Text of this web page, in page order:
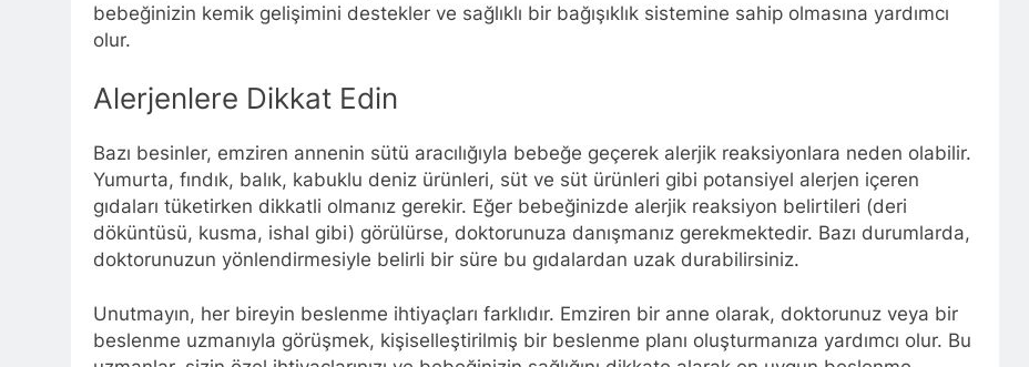
bebeğinizin kemik gelişimini destekler ve sağlıklı bir bağışıklık sistemine sahip olmasına yardımcı
olur.
Alerjenlere Dikkat Edin
Bazı besinler, emziren annenin sütü aracılığıyla bebeğe geçerek alerjik reaksiyonlara neden olabilir.
Yumurta, fındık, balık, kabuklu deniz ürünleri, süt ve süt ürünleri gibi potansiyel alerjen içeren
gıdaları tüketirken dikkatli olmanız gerekir. Eğer bebeğinizde alerjik reaksiyon belirtileri (deri
döküntüsü, kusma, ishal gibi) görülürse, doktorunuza danışmanız gerekmektedir. Bazı durumlarda,
doktorunuzun yönlendirmesiyle belirli bir süre bu gıdalardan uzak durabilirsiniz.
Unutmayın, her bireyin beslenme ihtiyaçları farklıdır. Emziren bir anne olarak, doktorunuz veya bir
beslenme uzmanıyla görüşmek, kişiselleştirilmiş bir beslenme planı oluşturmanıza yardımcı olur. Bu